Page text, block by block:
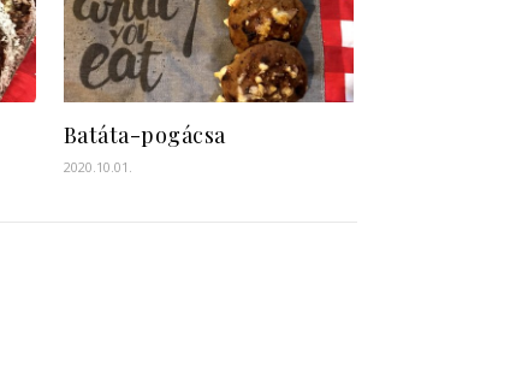
Batáta-pogácsa
2020.10.01.